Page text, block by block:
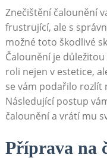
Znečištění čalounění
frustrující, ale s
možné toto škodlivé
Čalounění je
roli nejen v estetice,
se vám podařilo rozlít
Následující postup
čalounění a vrátí mu
Příprava na